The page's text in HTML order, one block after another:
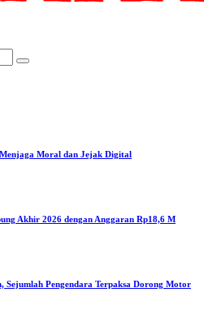
Moral dan Jejak Digital
Akhir 2026 dengan Anggaran Rp18,6 M
Pengendara Terpaksa Dorong Motor